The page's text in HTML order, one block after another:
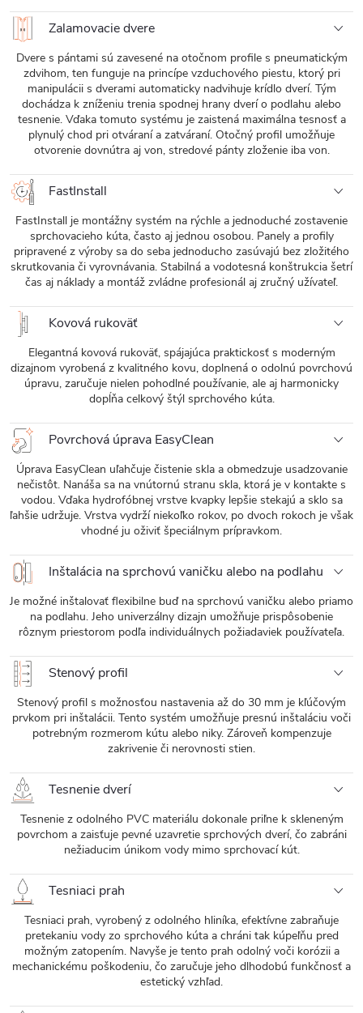
Zalamovacie dvere
Dvere s pántami sú zavesené na otočnom profile s pneumatickým
zdvihom, ten funguje na princípe vzduchového piestu, ktorý pri
manipulácii s dverami automaticky nadvihuje krídlo dverí. Tým
dochádza k zníženiu trenia spodnej hrany dverí o podlahu alebo
tesnenie. Vďaka tomuto systému je zaistená maximálna tesnosť a
plynulý chod pri otváraní a zatváraní. Otočný profil umožňuje
otvorenie dovnútra aj von, stredové pánty zloženie iba von.
FastInstall
FastInstall je montážny systém na rýchle a jednoduché zostavenie
sprchovacieho kúta, často aj jednou osobou. Panely a profily
pripravené z výroby sa do seba jednoducho zasúvajú bez zložitého
skrutkovania či vyrovnávania. Stabilná a vodotesná konštrukcia šetrí
čas aj náklady a montáž zvládne profesionál aj zručný užívateľ.
Kovová rukoväť
Elegantná kovová rukoväť, spájajúca praktickosť s moderným
dizajnom vyrobená z kvalitného kovu, doplnená o odolnú povrchovú
úpravu, zaručuje nielen pohodlné používanie, ale aj harmonicky
dopĺňa celkový štýl sprchového kúta.
Povrchová úprava EasyClean
Úprava EasyClean uľahčuje čistenie skla a obmedzuje usadzovanie
nečistôt. Nanáša sa na vnútornú stranu skla, ktorá je v kontakte s
vodou. Vďaka hydrofóbnej vrstve kvapky lepšie stekajú a sklo sa
ľahšie udržuje. Vrstva vydrží niekoľko rokov, po dvoch rokoch je však
vhodné ju oživiť špeciálnym prípravkom.
Inštalácia na sprchovú vaničku alebo na podlahu
Je možné inštalovať flexibilne buď na sprchovú vaničku alebo priamo
na podlahu. Jeho univerzálny dizajn umožňuje prispôsobenie
rôznym priestorom podľa individuálnych požiadaviek používateľa.
Stenový profil
Stenový profil s možnosťou nastavenia až do 30 mm je kľúčovým
prvkom pri inštalácii. Tento systém umožňuje presnú inštaláciu voči
potrebným rozmerom kútu alebo niky. Zároveň kompenzuje
zakrivenie či nerovnosti stien.
Tesnenie dverí
Tesnenie z odolného PVC materiálu dokonale priľne k skleneným
povrchom a zaisťuje pevné uzavretie sprchových dverí, čo zabráni
nežiaducim únikom vody mimo sprchovací kút.
Tesniaci prah
Tesniaci prah, vyrobený z odolného hliníka, efektívne zabraňuje
pretekaniu vody zo sprchového kúta a chráni tak kúpeľňu pred
možným zatopením. Navyše je tento prah odolný voči korózii a
mechanickému poškodeniu, čo zaručuje jeho dlhodobú funkčnosť a
estetický vzhľad.